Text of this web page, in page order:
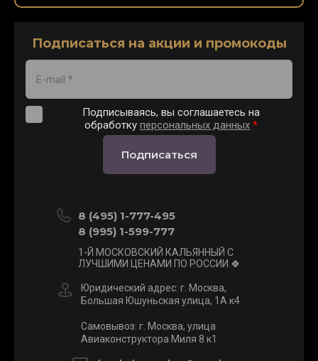
Подписаться на акции и промокоды
Подписываясь, вы соглашаетесь на
обработку персональных данных *
Подписаться
8 (495) 1-777-495
8 (995) 1-599-777
1-Й МОСКОВСКИЙ КАЛЬЯННЫЙ С
ЛУЧШИМИ ЦЕНАМИ ПО РОССИИ 🍀
Юридический адрес: г. Москва,
Большая Юшуньская улица, 1А к4
Самовывоз: г. Москва, улица
Авиаконструктора Миля 8 к1